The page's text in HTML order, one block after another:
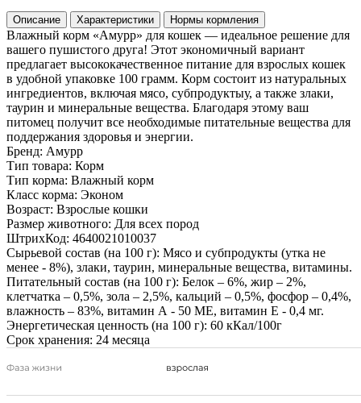
Описание Характеристики Нормы кормления
Влажный корм «Амурр» для кошек — идеальное решение для
вашего пушистого друга! Этот экономичный вариант
предлагает высококачественное питание для взрослых кошек
в удобной упаковке 100 грамм. Корм состоит из натуральных
ингредиентов, включая мясо, субпродуктыу, а также злаки,
таурин и минеральные вещества. Благодаря этому ваш
питомец получит все необходимые питательные вещества для
поддержания здоровья и энергии.
Бренд: Амурр
Тип товара: Корм
Тип корма: Влажный корм
Класс корма: Эконом
Возраст: Взрослые кошки
Размер животного: Для всех пород
ШтрихКод: 4640021010037
Сырьевой состав (на 100 г): Мясо и субпродукты (утка не
менее - 8%), злаки, таурин, минеральные вещества, витамины.
Питательный состав (на 100 г): Белок – 6%, жир – 2%,
клетчатка – 0,5%, зола – 2,5%, кальций – 0,5%, фосфор – 0,4%,
влажность – 83%, витамин А - 50 МЕ, витамин Е - 0,4 мг.
Энергетическая ценность (на 100 г): 60 кКал/100г
Срок хранения: 24 месяца